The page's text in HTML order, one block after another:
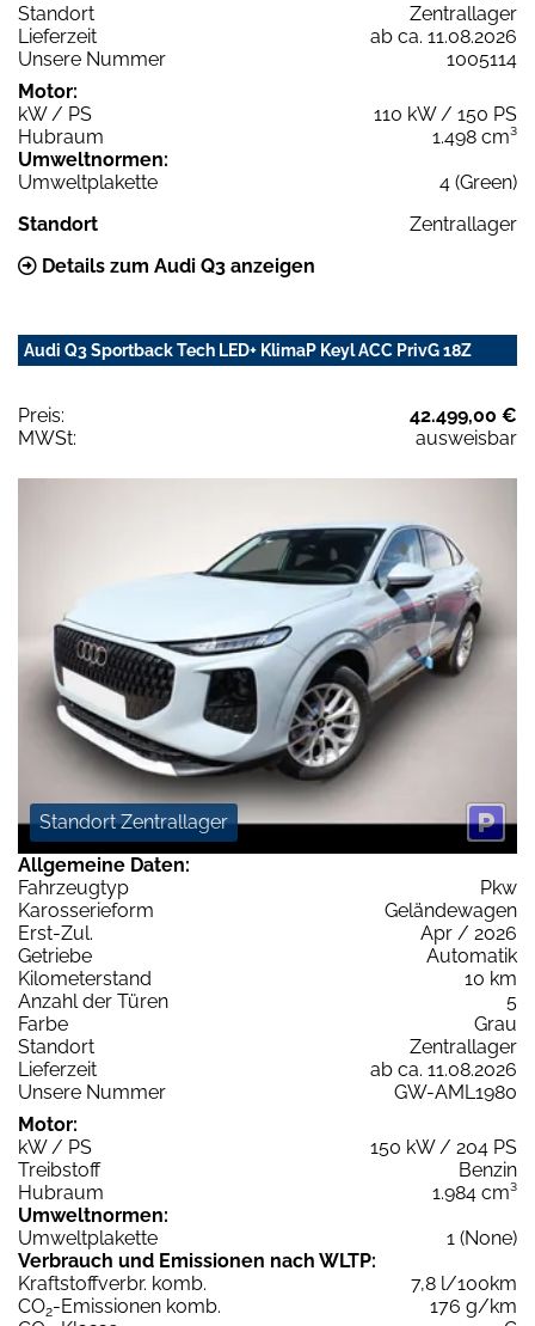
Standort
Zentrallager
Lieferzeit
ab ca. 11.08.2026
Unsere Nummer
1005114
Motor:
kW / PS
110 kW / 150 PS
Hubraum
1.498 cm³
Umweltnormen:
Umweltplakette
4 (Green)
Standort
Zentrallager
Details zum Audi Q3 anzeigen
Audi Q3 Sportback Tech LED+ KlimaP Keyl ACC PrivG 18Z
Preis:
42.499,00 €
MWSt:
ausweisbar
Standort Zentrallager
Allgemeine Daten:
Fahrzeugtyp
Pkw
Karosserieform
Geländewagen
Erst-Zul.
Apr / 2026
Getriebe
Automatik
Kilometerstand
10 km
Anzahl der Türen
5
Farbe
Grau
Standort
Zentrallager
Lieferzeit
ab ca. 11.08.2026
Unsere Nummer
GW-AML1980
Motor:
kW / PS
150 kW / 204 PS
Treibstoff
Benzin
Hubraum
1.984 cm³
Umweltnormen:
Umweltplakette
1 (None)
Verbrauch und Emissionen nach WLTP:
Kraftstoffverbr. komb.
7,8 l/100km
CO2-Emissionen komb.
176 g/km